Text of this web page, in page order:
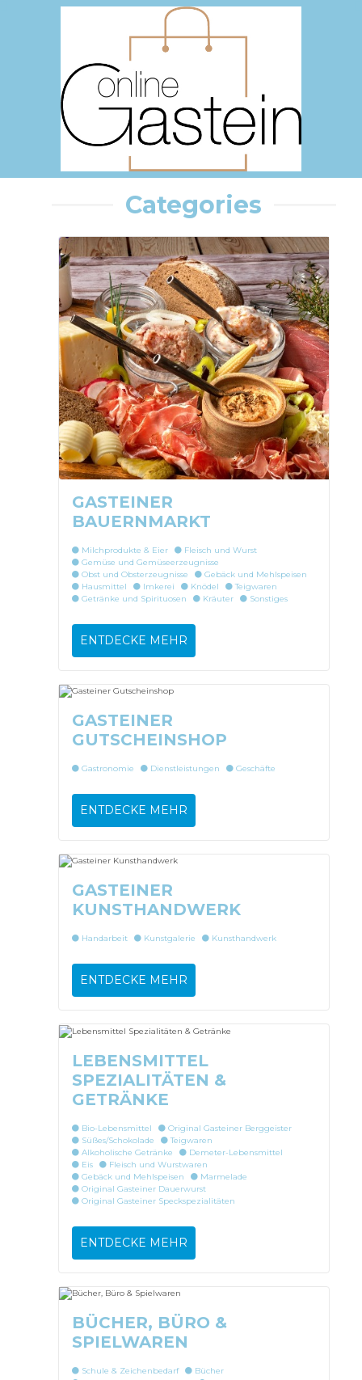
Categories
GASTEINER
BAUERNMARKT
Milchprodukte & Eier
Fleisch und Wurst
Gemüse und Gemüseerzeugnisse
Obst und Obsterzeugnisse
Gebäck und Mehlspeisen
Hausmittel
Imkerei Knödel
Teigwaren
Getränke und Spirituosen
Kräuter Sonstiges
ENTDECKE MEHR
GASTEINER
GUTSCHEINSHOP
Gastronomie Dienstleistungen Geschäfte
ENTDECKE MEHR
GASTEINER
KUNSTHANDWERK
Handarbeit Kunstgalerie Kunsthandwerk
ENTDECKE MEHR
LEBENSMITTEL
SPEZIALITÄTEN &
GETRÄNKE
Bio-Lebensmittel
Original Gasteiner Berggeister
Süßes/Schokolade
Teigwaren
Alkoholische Getränke
Demeter-Lebensmittel
Eis
Fleisch und Wurstwaren
Gebäck und Mehlspeisen
Marmelade
Original Gasteiner Dauerwurst
Original Gasteiner Speckspezialitäten
ENTDECKE MEHR
BÜCHER, BÜRO &
SPIELWAREN
Schule & Zeichenbedarf
Bücher